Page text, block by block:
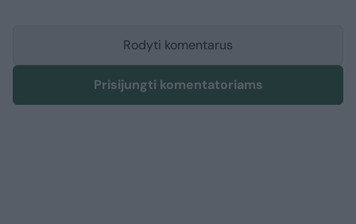
Rodyti komentarus
Prisijungti komentatoriams